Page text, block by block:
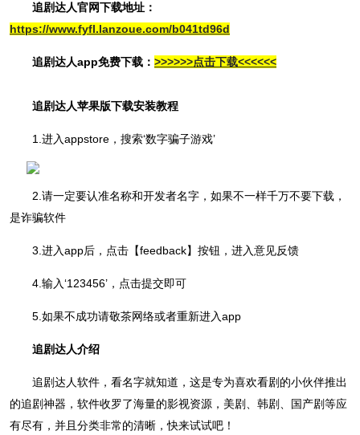
追剧达人官网下载地址：
https://www.fyfl.lanzoue.com/b041td96d
追剧达人app免费下载： >>>>>>点击下载<<<<<<
追剧达人苹果版下载安装教程
1.进入appstore，搜索‘数字骗子游戏’
2.请一定要认准名称和开发者名字，如果不一样千万不要下载，
是诈骗软件
3.进入app后，点击【feedback】按钮，进入意见反馈
4.输入‘123456’，点击提交即可
5.如果不成功请敬茶网络或者重新进入app
追剧达人介绍
追剧达人软件，看名字就知道，这是专为喜欢看剧的小伙伴推出
的追剧神器，软件收罗了海量的影视资源，美剧、韩剧、国产剧等应
有尽有，并且分类非常的清晰，快来试试吧！